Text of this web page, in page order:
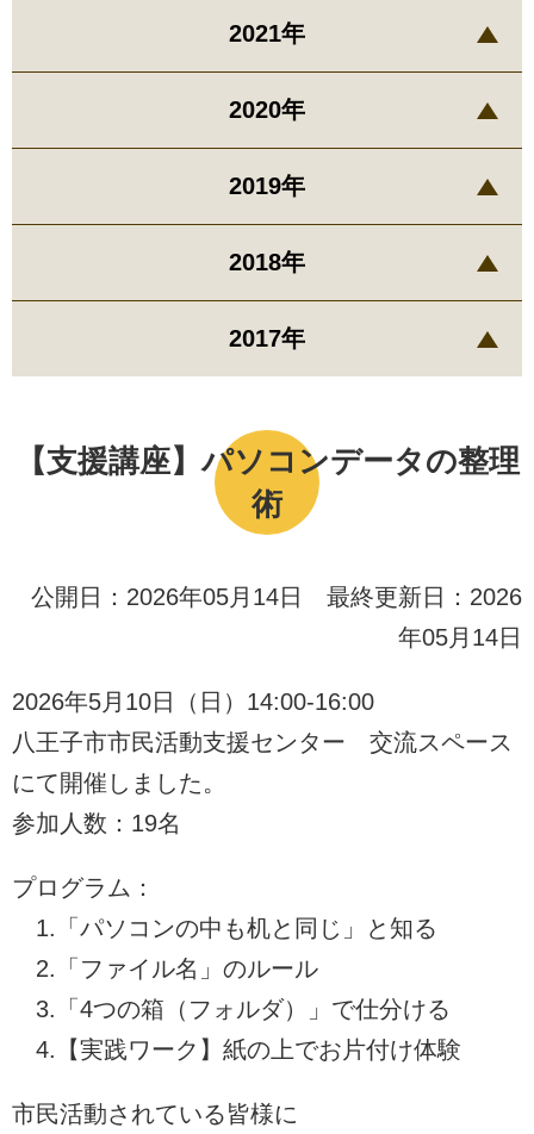
【支援講座】パソコンデータの整理
術
公開日：2026年05月14日 最終更新日：2026
年05月14日
2026年5月10日（日）14:00-16:00
八王子市市民活動支援センター 交流スペース
にて開催しました。
参加人数：19名
プログラム：
1.「パソコンの中も机と同じ」と知る
2.「ファイル名」のルール
3.「4つの箱（フォルダ）」で仕分ける
4.【実践ワーク】紙の上でお片付け体験
市民活動されている皆様に
2021年
2020年
2019年
2018年
2017年